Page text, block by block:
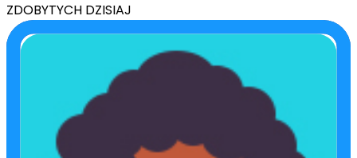
ZDOBYTYCH DZISIAJ